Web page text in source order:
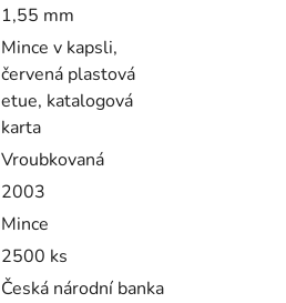
1,55 mm
Mince v kapsli,
červená plastová
etue, katalogová
karta
Vroubkovaná
2003
Mince
2500 ks
Česká národní banka